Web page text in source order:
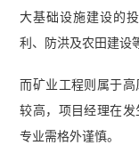
大基础设施建设的
利、防洪及农田建设
而矿业工程则属于
较高，项目经理在
专业需格外谨慎。